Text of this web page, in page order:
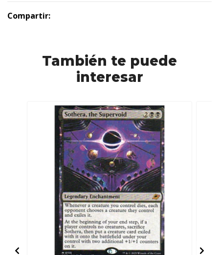
Compartir:
También te puede
interesar